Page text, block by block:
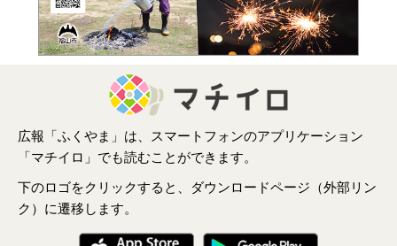
広報「ふくやま」は、スマートフォンのアプリケーション
「マチイロ」でも読むことができます。
下のロゴをクリックすると、ダウンロードページ（外部リン
ク）に遷移します。